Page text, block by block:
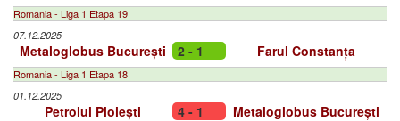
Romania - Liga 1 Etapa 19
07.12.2025
Metaloglobus București 2 - 1 Farul Constanța
Romania - Liga 1 Etapa 18
01.12.2025
Petrolul Ploiești 4 - 1 Metaloglobus București